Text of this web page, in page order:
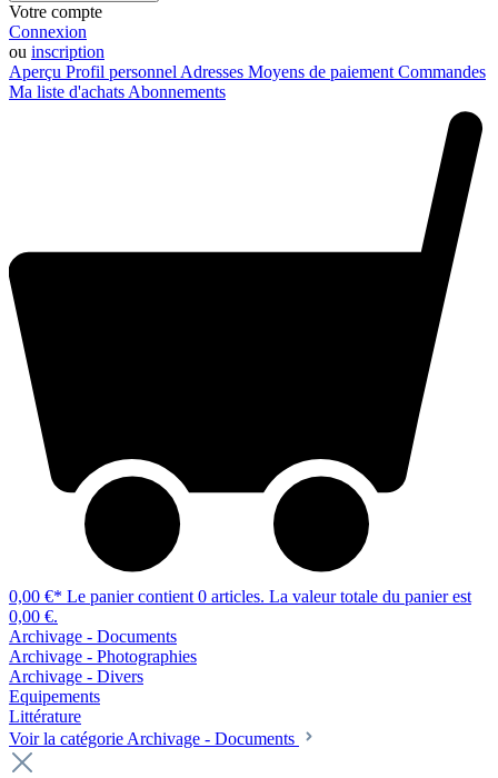
Votre compte
Connexion
ou inscription
Aperçu Profil personnel Adresses Moyens de paiement Commandes
Ma liste d'achats Abonnements
0,00 €* Le panier contient 0 articles. La valeur totale du panier est
0,00 €.
Archivage - Documents
Archivage - Photographies
Archivage - Divers
Equipements
Littérature
Voir la catégorie Archivage - Documents